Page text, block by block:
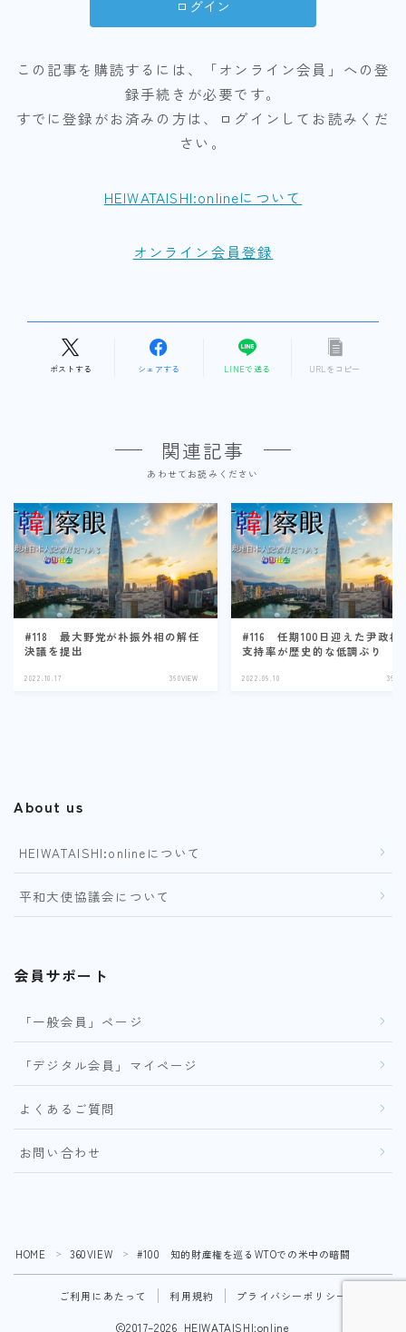
この記事を購読するには、「オンライン会員」への登
録手続きが必要です。
すでに登録がお済みの方は、ログインしてお読みくだ
さい。
HEIWATAISHI:onlineについて
オンライン会員登録
ポストする シェアする LINEで送る URLをコピー
関連記事
あわせてお読みください
#118 最大野党が朴振外相の解任
決議を提出
2022.10.17 360VIEW
#116 任期100日迎えた尹政権
支持率が歴史的な低調ぶり
2022.09.10
About us
HEIWATAISHI:onlineについて
平和大使協議会について
会員サポート
「一般会員」ページ
「デジタル会員」マイページ
よくあるご質問
お問い合わせ
HOME ＞ 360VIEW ＞ #100 知的財産権を巡るWTOでの米中の暗闘
ご利用にあたって 利用規約 プライバシーポリシー
2017–2026 HEIWATAISHI:online